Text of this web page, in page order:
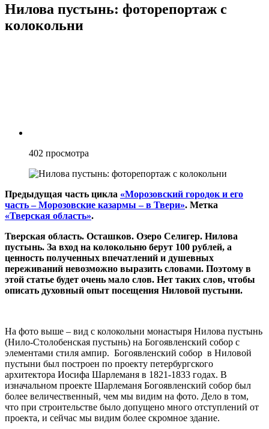
Нилова пустынь: фоторепортаж с
колокольни
402 просмотра
Предыдущая часть цикла «Морозовский городок и его
часть – Морозовские казармы – в Твери». Метка
«Тверская область».
Тверская область. Осташков. Озеро Селигер. Нилова
пустынь. За вход на колокольню берут 100 рублей, а
ценность полученных впечатлений и душевных
переживаний невозможно выразить словами. Поэтому в
этой статье будет очень мало слов. Нет таких слов, чтобы
описать духовный опыт посещения Ниловой пустыни.
На фото выше – вид с колокольни монастыря Нилова пустынь
(Нило-Столобенская пустынь) на Богоявленский собор с
элементами стиля ампир. Богоявленский собор в Ниловой
пустыни был построен по проекту петербургского
архитектора Иосифа Шарлеманя в 1821-1833 годах. В
изначальном проекте Шарлеманя Богоявленский собор был
более величественный, чем мы видим на фото. Дело в том,
что при строительстве было допущено много отступлений от
проекта, и сейчас мы видим более скромное здание.